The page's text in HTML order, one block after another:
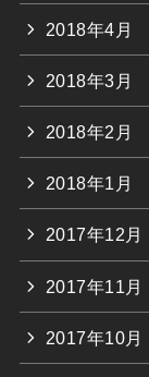
2018年4月
2018年3月
2018年2月
2018年1月
2017年12月
2017年11月
2017年10月